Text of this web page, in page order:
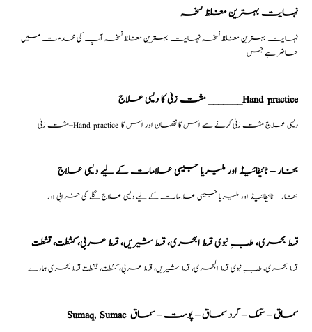
نہایت بہترین مغلظ نسخہ
نہایت بہترین مغلظ نسخہ نہایت بہترین مغلظ نسخہ آپ کی خدمت میں
حاضر ہے جس
مشت زنی کا دیسی علاج _______Hand practice
مشت زنی–Hand practice دیسی علاج مشت زنی کرنے سے اس کا نقصان اور اس کا
بخار – ٹائیفائیڈ اور ملیریا جیسی علامات کے لیے دیسی علاج
بخار – ٹائیفائیڈ اور ملیریا جیسی علامات کے لیے دیسی علاج گلے کی خرابی اور
قسط بحری، طبِ نبوی قسط البحری، قسط شیریں، قسط عربی، كشطت، قشطت
قسط بحری، طبِ نبوی قسط البحری، قسط شیریں، قسط عربی، كشطت، قشطت قسط بحری ہمارے
Sumaq, Sumac سماق – سُمک – گرد سماق – پوست – سماق